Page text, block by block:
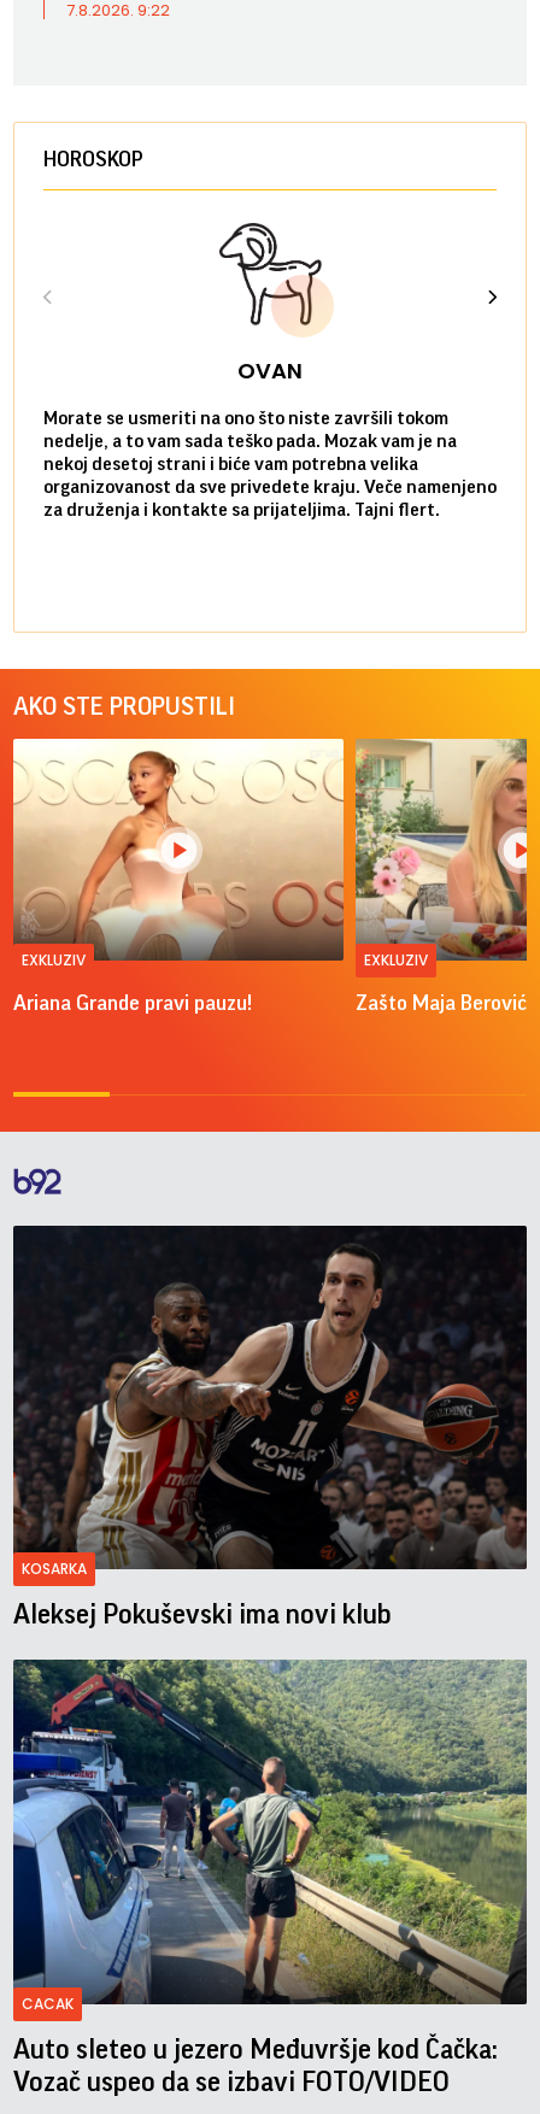
7.8.2026. 9:22
HOROSKOP
OVAN
Morate se usmeriti na ono što niste završili tokom
nedelje, a to vam sada teško pada. Mozak vam je na
nekoj desetoj strani i biće vam potrebna velika
organizovanost da sve privedete kraju. Veče namenjeno
za druženja i kontakte sa prijateljima. Tajni flert.
AKO STE PROPUSTILI
EXKLUZIV
Ariana Grande pravi pauzu!
EXKLUZIV
Zašto Maja Berović
KOSARKA
Aleksej Pokuševski ima novi klub
CACAK
Auto sleteo u jezero Međuvršje kod Čačka:
Vozač uspeo da se izbavi FOTO/VIDEO